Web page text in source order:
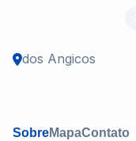
dos Angicos
SobreMapaContato